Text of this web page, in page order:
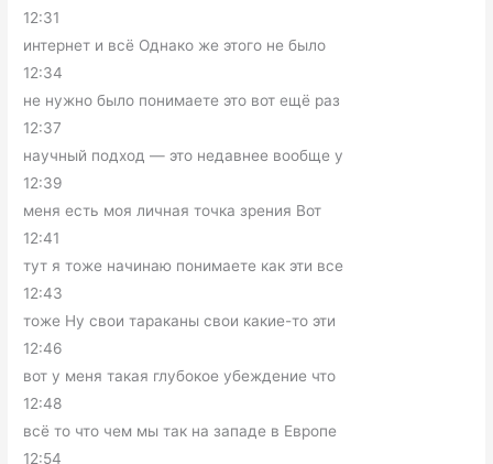
12:31
интернет и всё Однако же этого не было
12:34
не нужно было понимаете это вот ещё раз
12:37
научный подход — это недавнее вообще у
12:39
меня есть моя личная точка зрения Вот
12:41
тут я тоже начинаю понимаете как эти все
12:43
тоже Ну свои тараканы свои какие-то эти
12:46
вот у меня такая глубокое убеждение что
12:48
всё то что чем мы так на западе в Европе
12:54